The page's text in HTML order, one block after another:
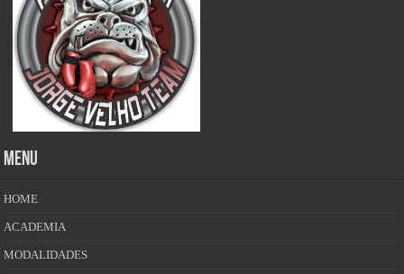
MENU
HOME
ACADEMIA
MODALIDADES